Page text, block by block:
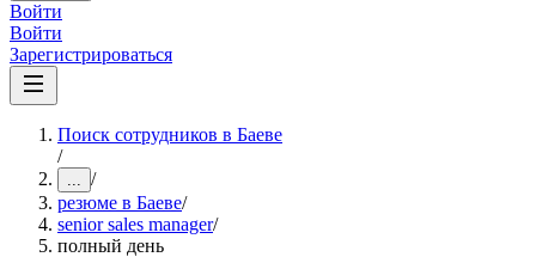
Войти
Войти
Зарегистрироваться
Поиск сотрудников в Баеве
/
... /
резюме в Баеве/
senior sales manager/
полный день